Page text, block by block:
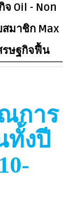
Oil - Non
มาชิก Max
รษฐกิจฟื้น
การ
งปี